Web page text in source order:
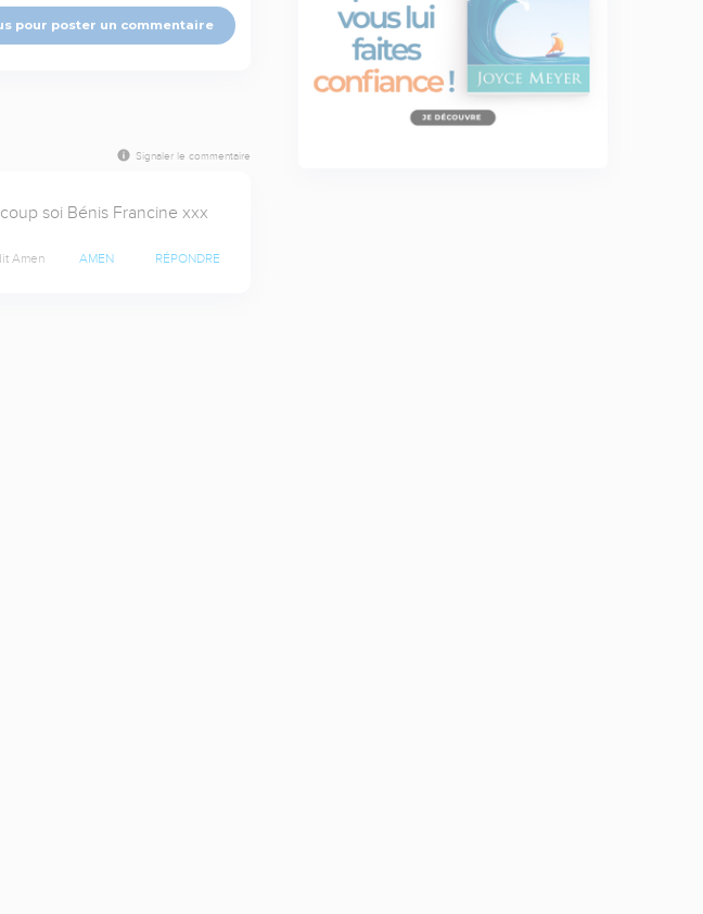
pour poster un commentaire
Signaler le commentaire
soi Bénis Francine xxx
Amen AMEN RÉPONDRE